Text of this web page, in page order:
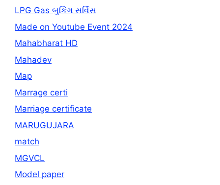
LPG Gas બુકિંગ સર્વિસ
Made on Youtube Event 2024
Mahabharat HD
Mahadev
Map
Marrage certi
Marriage certificate
MARUGUJARA
match
MGVCL
Model paper